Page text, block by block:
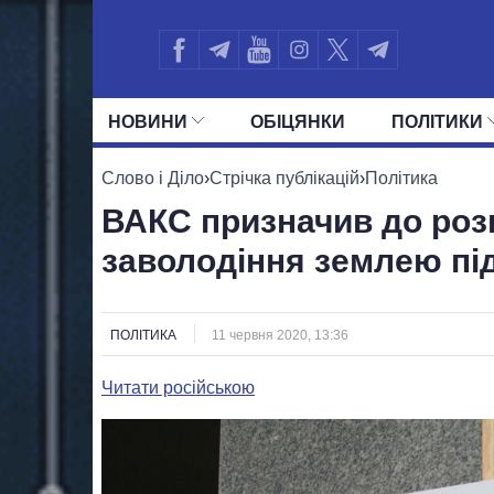
НОВИНИ ОБIЦЯНКИ ПОЛIТИКИ
УСІ ПОЛІТИКИ ПРЕЗИДЕНТ І ОФІС
Слово і Діло›Стрічка публікацій›Політика
ВАКС призначив до
заволодіння землею
ПОЛІТИКА 11 червня 2020, 13:36
Читати російською